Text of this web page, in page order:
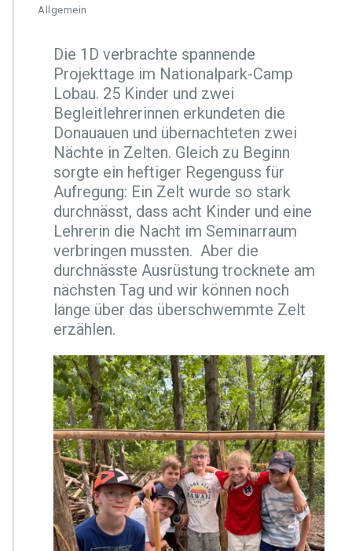
e
e
u
e
r
l
i
c
h
r
o
t
t
a
g
e
d
e
r
1
D
i
m
N
Allgemein
Die 1D verbrachte spannende
Projekttage im Nationalpark-Camp
Lobau. 25 Kinder und zwei
Begleitlehrerinnen erkundeten die
Donauauen und übernachteten zwei
Nächte in Zelten. Gleich zu Beginn
sorgte ein heftiger Regenguss für
Aufregung: Ein Zelt wurde so stark
durchnässt, dass acht Kinder und eine
Lehrerin die Nacht im Seminarraum
verbringen mussten. Aber die
durchnässte Ausrüstung trocknete am
nächsten Tag und wir können noch
lange über das überschwemmte Zelt
erzählen.